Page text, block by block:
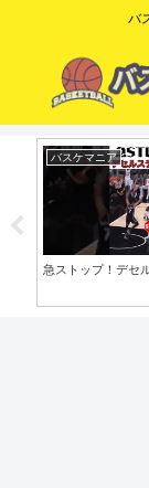
バ
大井崇幹【おおい
1on1怪物「井上り